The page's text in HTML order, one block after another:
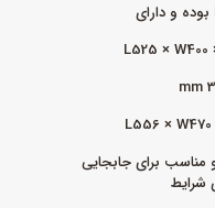
برای جابجایی
شرایط